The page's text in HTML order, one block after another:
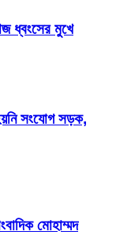
ধ্বংসের মুখে
সংযোগ সড়ক,
মোহাম্মদ